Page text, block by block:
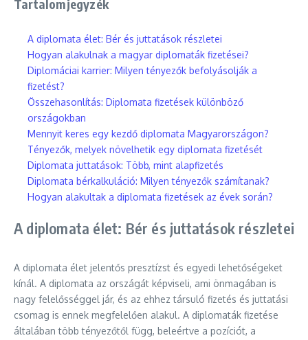
Tartalomjegyzék
A diplomata élet: Bér és juttatások részletei
Hogyan alakulnak a magyar diplomaták fizetései?
Diplomáciai karrier: Milyen tényezők befolyásolják a
fizetést?
Összehasonlítás: Diplomata fizetések különböző
országokban
Mennyit keres egy kezdő diplomata Magyarországon?
Tényezők, melyek növelhetik egy diplomata fizetését
Diplomata juttatások: Több, mint alapfizetés
Diplomata bérkalkuláció: Milyen tényezők számítanak?
Hogyan alakultak a diplomata fizetések az évek során?
A diplomata élet: Bér és juttatások részletei
A diplomata élet jelentős presztízst és egyedi lehetőségeket
kínál. A diplomata az országát képviseli, ami önmagában is
nagy felelősséggel jár, és az ehhez társuló fizetés és juttatási
csomag is ennek megfelelően alakul. A diplomaták fizetése
általában több tényezőtől függ, beleértve a pozíciót, a